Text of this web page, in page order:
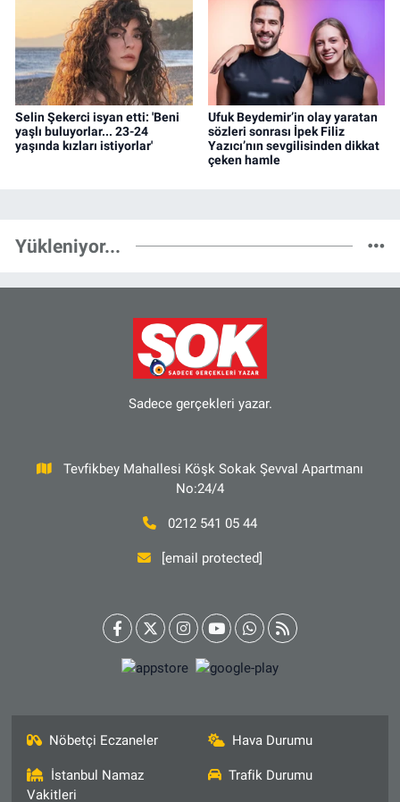
Selin Şekerci isyan etti: 'Beni
yaşlı buluyorlar... 23-24
yaşında kızları istiyorlar'
Ufuk Beydemir’in olay yaratan
sözleri sonrası İpek Filiz
Yazıcı’nın sevgilisinden dikkat
çeken hamle
Yükleniyor...
Sadece gerçekleri yazar.
Tevfikbey Mahallesi Köşk Sokak Şevval Apartmanı
No:24/4
0212 541 05 44
[email protected]
Nöbetçi Eczaneler Hava Durumu
İstanbul Namaz
Vakitleri
Trafik Durumu